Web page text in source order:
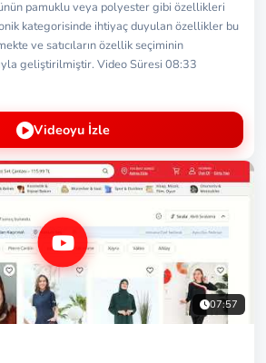
pamuklu veya polyester gibi özellikleri
kategorisinde ihtiyaç duyulan özellikler bu
ve satıcıların özellik seçiminin
geliştirilmiştir. Video Süresi 08:33
Videoyu İzle
07:57